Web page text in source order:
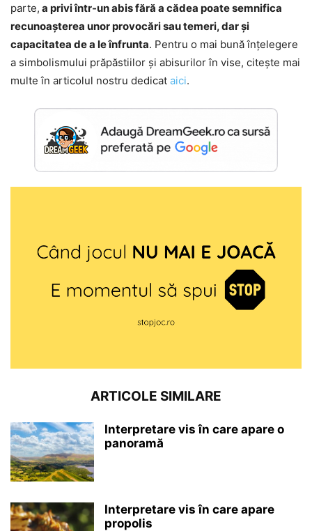
parte, a privi într-un abis fără a cădea poate semnifica
recunoașterea unor provocări sau temeri, dar și
capacitatea de a le înfrunta. Pentru o mai bună înțelegere
a simbolismului prăpăstiilor și abisurilor în vise, citește mai
multe în articolul nostru dedicat aici.
ARTICOLE SIMILARE
Interpretare vis în care apare o
panoramă
Interpretare vis în care apare
propolis